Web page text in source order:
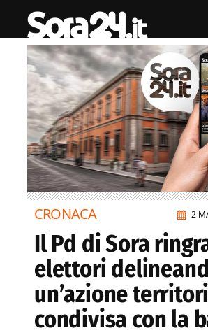
2
CRONACA
Il Pd di Sora
elettori
un’azione
condivisa con la